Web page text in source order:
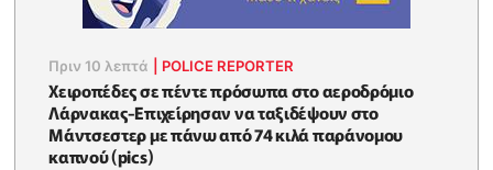
Πριν 10 λεπτά POLICE REPORTER
Xειροπέδες σε πέντε πρόσωπα στο αεροδρόμιο
Λάρνακας-Επιχείρησαν να ταξιδέψουν στο
Μάντσεστερ με πάνω από 74 κιλά παράνομου
καπνού (pics)